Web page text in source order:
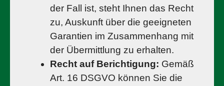
der Fall ist, steht Ihnen das Recht
zu, Auskunft über die geeigneten
Garantien im Zusammenhang mit
der Übermittlung zu erhalten.
Recht auf Berichtigung: Gemäß
Art. 16 DSGVO können Sie die